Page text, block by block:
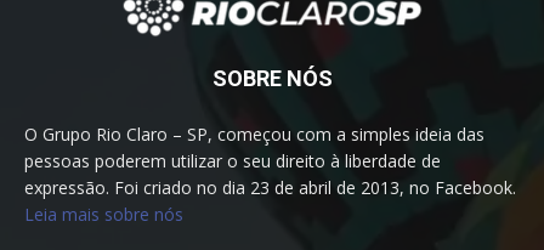
SOBRE NÓS
O Grupo Rio Claro – SP, começou com a simples ideia das
pessoas poderem utilizar o seu direito à liberdade de
expressão. Foi criado no dia 23 de abril de 2013, no Facebook.
Leia mais sobre nós